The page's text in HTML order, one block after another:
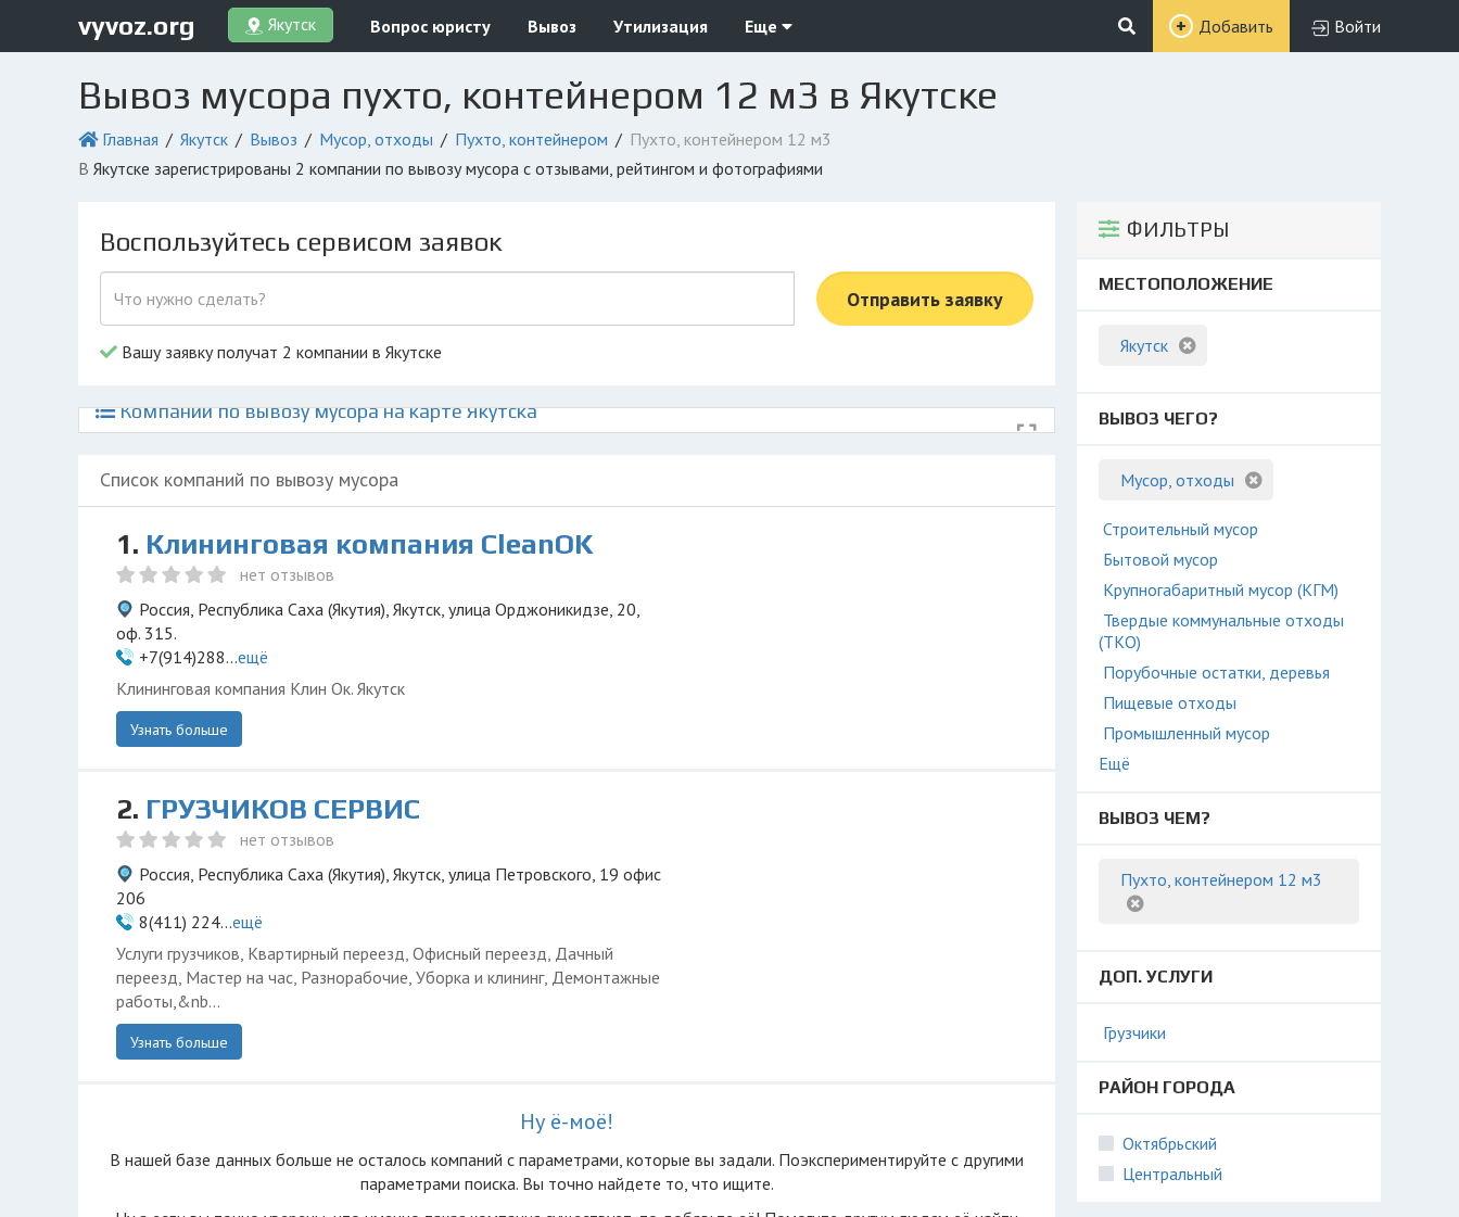
vyvoz.org Якутск Вопрос юристу Вывоз Утилизация Еще Добавить Войти
Вывоз мусора пухто, контейнером 12 м3 в Якутске
Главная Якутск Вывоз Мусор, отходы Пухто, контейнером
Пухто, контейнером 12 м3
в Якутске зарегистрированы 2 компании по вывозу мусора с отзывами, рейтингом и фотографиями
ФИЛЬТРЫ
МЕСТОПОЛОЖЕНИЕ
Якутск
ВЫВОЗ ЧЕГО?
Мусор, отходы
Строительный мусор
Бытовой мусор
Крупногабаритный мусор (КГМ)
Твердые коммунальные отходы
(ТКО)
Порубочные остатки, деревья
Пищевые отходы
Промышленный мусор
Ещё
ВЫВОЗ ЧЕМ?
Пухто, контейнером 12 м3
ДОП. УСЛУГИ
Грузчики
РАЙОН ГОРОДА
Октябрьский
Центральный
Воспользуйтесь сервисом заявок
Отправить заявку
Вашу заявку получат 2 компании в Якутске
Компании по вывозу мусора на карте Якутска
Список компаний по вывозу мусора
1. Клининговая компания СleanOK
нет отзывов
Россия, Республика Саха (Якутия), Якутск, улица Орджоникидзе, 20,
оф. 315.
+7(914)288...ещё
Клининговая компания Клин Ок. Якутск
Узнать больше
2. ГРУЗЧИКОВ СЕРВИС
нет отзывов
Россия, Республика Саха (Якутия), Якутск, улица Петровского, 19 офис
206
8(411) 224...ещё
Услуги грузчиков, Квартирный переезд, Офисный переезд, Дачный
переезд, Мастер на час, Разнорабочие, Уборка и клининг, Демонтажные
работы,&nb...
Узнать больше
Ну ё-моё!
В нашей базе данных больше не осталоcь компаний с параметрами, которые вы задали. Поэкспериментируйте с другими
параметрами поиска. Вы точно найдете то, что ищите.